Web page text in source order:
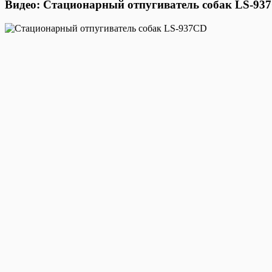
Видео: Стационарный отпугиватель собак LS-